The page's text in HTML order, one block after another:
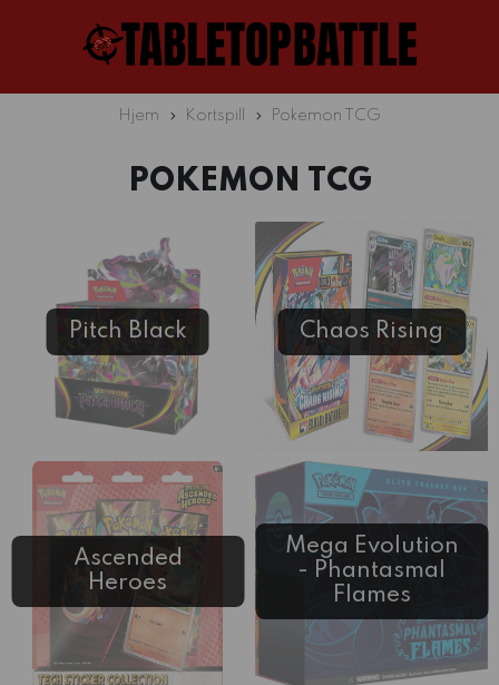
Hjem Kortspill Pokemon TCG
POKEMON TCG
Pitch Black Chaos Rising
Ascended
Heroes
Mega Evolution
- Phantasmal
Flames